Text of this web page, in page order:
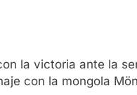
la victoria ante la
con la mongola